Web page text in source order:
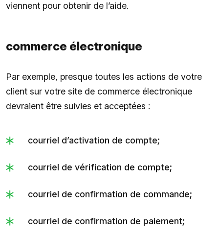
viennent pour obtenir de l’aide.
commerce électronique
Par exemple, presque toutes les actions de votre
client sur votre site de commerce électronique
devraient être suivies et acceptées :
courriel d’activation de compte;
courriel de vérification de compte;
courriel de confirmation de commande;
courriel de confirmation de paiement;